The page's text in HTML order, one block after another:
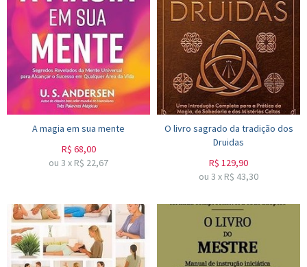
A magia em sua mente
R$ 68,00
ou 3 x R$ 22,67
O livro sagrado da tradição dos
Druidas
R$ 129,90
ou 3 x R$ 43,30